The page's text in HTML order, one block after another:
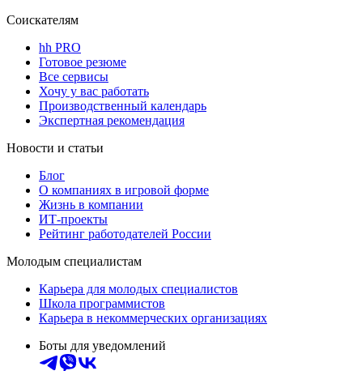
Соискателям
hh PRO
Готовое резюме
Все сервисы
Хочу у вас работать
Производственный календарь
Экспертная рекомендация
Новости и статьи
Блог
О компаниях в игровой форме
Жизнь в компании
ИТ-проекты
Рейтинг работодателей России
Молодым специалистам
Карьера для молодых специалистов
Школа программистов
Карьера в некоммерческих организациях
Боты для уведомлений